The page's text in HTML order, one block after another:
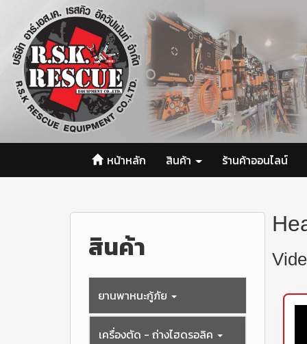
หน้าหลัก สินค้า ร้านค้าออนไลน์
สินค้า
ยานพาหนะกู้ภัย
เครื่องตัด - ถ่างไฮดรอลิค